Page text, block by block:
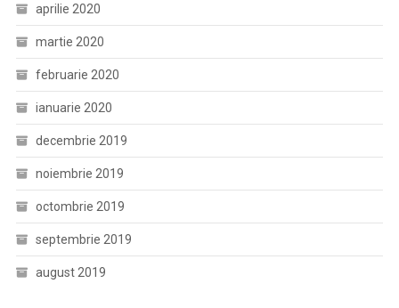
aprilie 2020
martie 2020
februarie 2020
ianuarie 2020
decembrie 2019
noiembrie 2019
octombrie 2019
septembrie 2019
august 2019